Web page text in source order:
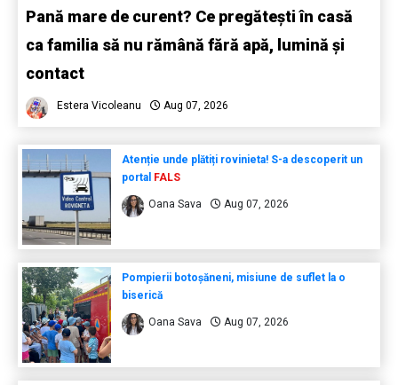
Pană mare de curent? Ce pregătești în casă
ca familia să nu rămână fără apă, lumină și
contact
Estera Vicoleanu Aug 07, 2026
Atenție unde plătiți rovinieta! S-a descoperit un
portal FALS
Oana Sava Aug 07, 2026
Pompierii botoșăneni, misiune de suflet la o
biserică
Oana Sava Aug 07, 2026